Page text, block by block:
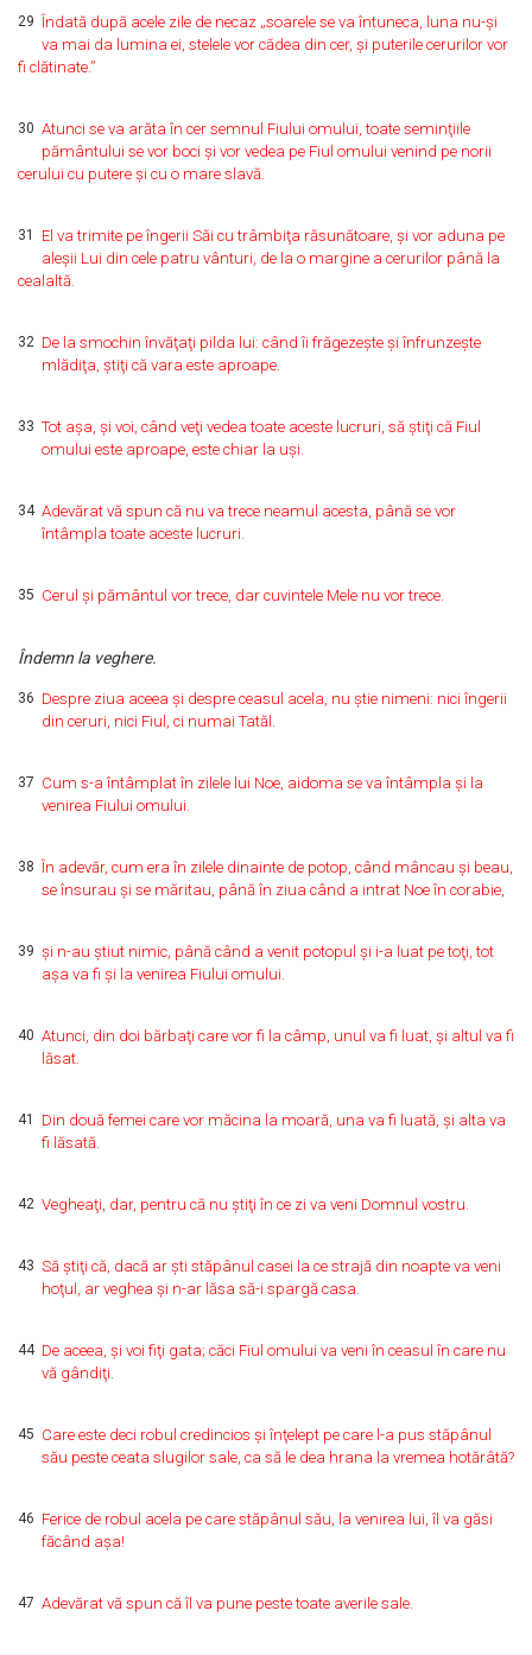
29 Îndată după acele zile de necaz „soarele se va întuneca, luna nu-şi
va mai da lumina ei, stelele vor cădea din cer, şi puterile cerurilor vor
fi clătinate.”
30 Atunci se va arăta în cer semnul Fiului omului, toate seminţiile
pământului se vor boci şi vor vedea pe Fiul omului venind pe norii
cerului cu putere şi cu o mare slavă.
31 El va trimite pe îngerii Săi cu trâmbiţa răsunătoare, şi vor aduna pe
aleşii Lui din cele patru vânturi, de la o margine a cerurilor până la
cealaltă.
32 De la smochin învăţaţi pilda lui: când îi frăgezeşte şi înfrunzeşte
mlădiţa, ştiţi că vara este aproape.
33 Tot aşa, şi voi, când veţi vedea toate aceste lucruri, să ştiţi că Fiul
omului este aproape, este chiar la uşi.
34 Adevărat vă spun că nu va trece neamul acesta, până se vor
întâmpla toate aceste lucruri.
35 Cerul şi pământul vor trece, dar cuvintele Mele nu vor trece.
Îndemn la veghere.
36 Despre ziua aceea şi despre ceasul acela, nu ştie nimeni: nici îngerii
din ceruri, nici Fiul, ci numai Tatăl.
37 Cum s-a întâmplat în zilele lui Noe, aidoma se va întâmpla şi la
venirea Fiului omului.
38 În adevăr, cum era în zilele dinainte de potop, când mâncau şi beau,
se însurau şi se măritau, până în ziua când a intrat Noe în corabie,
39 şi n-au ştiut nimic, până când a venit potopul şi i-a luat pe toţi, tot
aşa va fi şi la venirea Fiului omului.
40 Atunci, din doi bărbaţi care vor fi la câmp, unul va fi luat, şi altul va fi
lăsat.
41 Din două femei care vor măcina la moară, una va fi luată, şi alta va
fi lăsată.
42 Vegheaţi, dar, pentru că nu ştiţi în ce zi va veni Domnul vostru.
43 Să ştiţi că, dacă ar şti stăpânul casei la ce strajă din noapte va veni
hoţul, ar veghea şi n-ar lăsa să-i spargă casa.
44 De aceea, şi voi fiţi gata; căci Fiul omului va veni în ceasul în care nu
vă gândiţi.
45 Care este deci robul credincios şi înţelept pe care l-a pus stăpânul
său peste ceata slugilor sale, ca să le dea hrana la vremea hotărâtă?
46 Ferice de robul acela pe care stăpânul său, la venirea lui, îl va găsi
făcând aşa!
47 Adevărat vă spun că îl va pune peste toate averile sale.